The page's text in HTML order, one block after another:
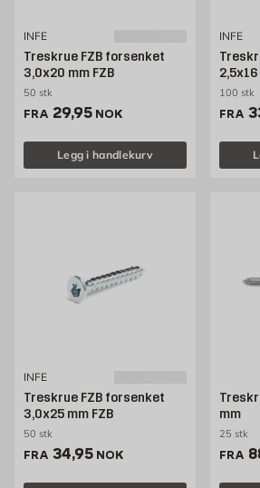
INFE
Treskrue FZB forsenket
3,0x20 mm FZB
50 stk
FRA Pris 29.95 NOK /stk
29,95 NOK
Legg i handlekurv
INFE
2,5x16
100 stk
FRA
INFE
Treskrue FZB forsenket
3,0x25 mm FZB
50 stk
FRA Pris 34.95 NOK /stk
34,95 NOK
mm
25 stk
FRA